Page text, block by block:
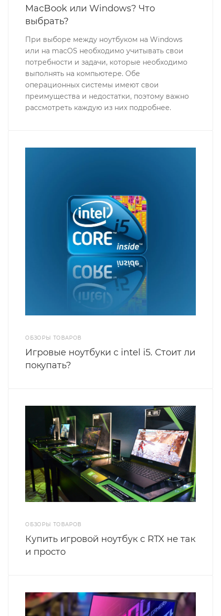
MacBook или Windows? Что
выбрать?
При выборе между ноутбуком на Windows
или на macOS необходимо учитывать свои
потребности и задачи, которые необходимо
выполнять на компьютере. Обе
операционных системы имеют свои
преимущества и недостатки, поэтому важно
рассмотреть каждую из них подробнее.
ОБЗОРЫ ТОВАРОВ
Игровые ноутбуки с intel i5. Стоит ли
покупать?
ОБЗОРЫ ТОВАРОВ
Купить игровой ноутбук с RTX не так
и просто